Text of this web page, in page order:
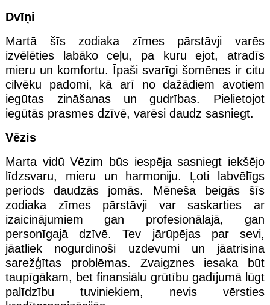
Dvīņi
Martā šīs zodiaka zīmes pārstāvji varēs
izvēlēties labāko ceļu, pa kuru ejot, atradīs
mieru un komfortu. Īpaši svarīgi šomēnes ir citu
cilvēku padomi, kā arī no dažādiem avotiem
iegūtas zināšanas un gudrības. Pielietojot
iegūtās prasmes dzīvē, varēsi daudz sasniegt.
Vēzis
Marta vidū Vēzim būs iespēja sasniegt iekšējo
līdzsvaru, mieru un harmoniju. Ļoti labvēlīgs
periods daudzās jomās. Mēneša beigās šīs
zodiaka zīmes pārstāvji var saskarties ar
izaicinājumiem gan profesionālajā, gan
personīgajā dzīvē. Tev jārūpējas par sevi,
jāatliek nogurdinoši uzdevumi un jāatrisina
sarežģītas problēmas. Zvaigznes iesaka būt
taupīgākam, bet finansiālu grūtību gadījumā lūgt
palīdzību tuviniekiem, nevis vērsties